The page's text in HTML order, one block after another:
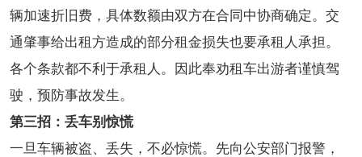
辆加速折旧费，具体数额由双方在合同中协商确定。交
通肇事给出租方造成的部分租金损失也要承租人承担。
各个条款都不利于承租人。因此奉劝租车出游者谨慎驾
驶，预防事故发生。
第三招：丢车别惊慌
一旦车辆被盗、丢失，不必惊慌。先向公安部门报警，